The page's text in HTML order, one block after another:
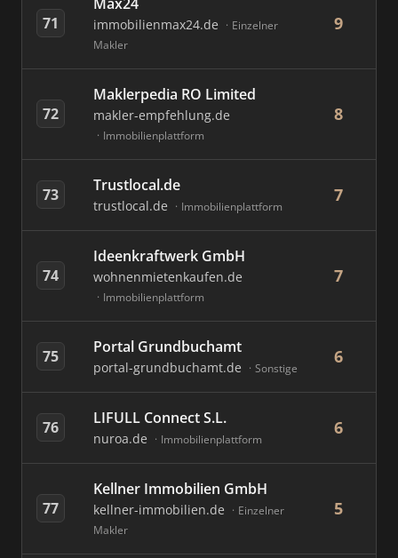
71 immobilienmax24.de
Einzelner
Makler
9
72
Maklerpedia RO Limited
makler-empfehlung.de
Immobilienplattform
8
73 Trustlocal.de
trustlocal.de Immobilienplattform
7
74
Ideenkraftwerk GmbH
wohnenmietenkaufen.de
Immobilienplattform
7
75 Portal Grundbuchamt
portal-grundbuchamt.de Sonstige
6
76 LIFULL Connect S.L.
nuroa.de Immobilienplattform
6
77
Kellner Immobilien GmbH
kellner-immobilien.de
Einzelner
Makler
5